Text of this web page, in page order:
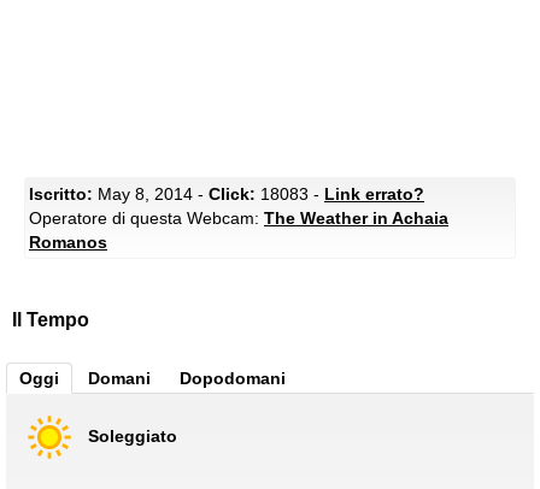
Iscritto: May 8, 2014 - Click: 18083 - Link errato?
Operatore di questa Webcam: The Weather in Achaia
Romanos
Il Tempo
Oggi Domani Dopodomani
Soleggiato